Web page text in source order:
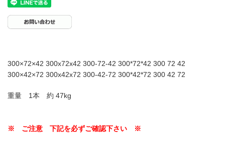
300×72×42 300x72x42 300-72-42 300*72*42 300 72 42
300×42×72 300x42x72 300-42-72 300*42*72 300 42 72
重量 1本 約 47kg
※ ご注意 下記を必ずご確認下さい ※